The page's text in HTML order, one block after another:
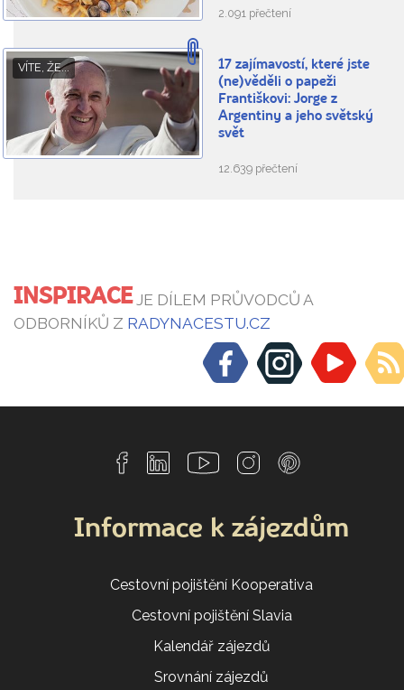
2.091 přečtení
VÍTE, ŽE...
17 zajímavostí, které jste
(ne)věděli o papeži
Františkovi: Jorge z
Argentiny a jeho světský
svět
12.639 přečtení
INSPIRACEJE DÍLEM PRŮVODCŮ A
ODBORNÍKŮ Z RADYNACESTU.CZ
Informace k zájezdům
Cestovní pojištění Kooperativa
Cestovní pojištění Slavia
Kalendář zájezdů
Srovnání zájezdů